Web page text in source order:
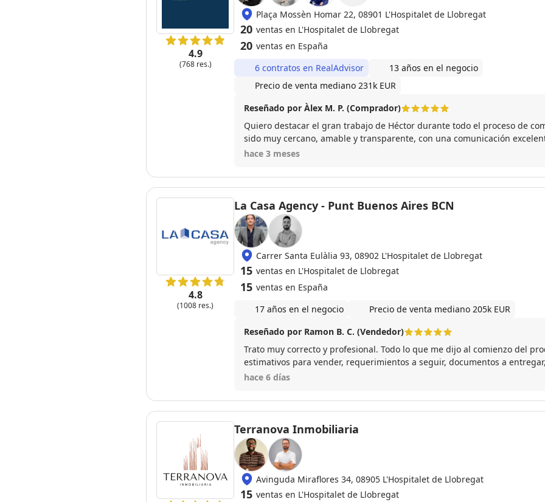
4.9
(768 res.)
Plaça Mossèn Homar 22, 08901 L'Hospitalet de Llobregat
20 ventas en L'Hospitalet de Llobregat
20 ventas en España
6 contratos en RealAdvisor
13 años en el negocio
Precio de venta mediano 231k EUR
Reseñado por Àlex M. P. (Comprador)
Quiero destacar el gran trabajo de Héctor durante todo el proceso de
sido muy cercano, amable y transparente, con una comunicación
en todo momento para resolver cualquier duda. Ha hecho que todo el proceso fuese mucho más
hace 3 meses
4.8
(1008 res.)
La Casa Agency - Punt Buenos Aires BCN
Carrer Santa Eulàlia 93, 08902 L'Hospitalet de Llobregat
15 ventas en L'Hospitalet de Llobregat
15 ventas en España
17 años en el negocio
Precio de venta mediano 205k EUR
Reseñado por Ramon B. C. (Vendedor)
Trato muy correcto y profesional. Todo lo que me dijo al comienzo del
estimativos para vender, requerimientos a seguir, documentos a
100% El único pero, lo digo con ánimo de mejora continua, es la
comprador pero hubiera agradecido una comunicación durante esas
(han sido casi mes y medio). Pero insisto, estoy satisfecho con el servicio
hace 6 días
Terranova Inmobiliaria
Avinguda Miraflores 34, 08905 L'Hospitalet de Llobregat
15 ventas en L'Hospitalet de Llobregat